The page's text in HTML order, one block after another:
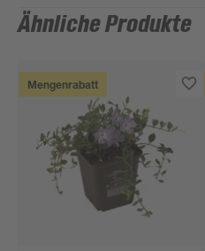
Ähnliche Produkte
Mengenrabatt